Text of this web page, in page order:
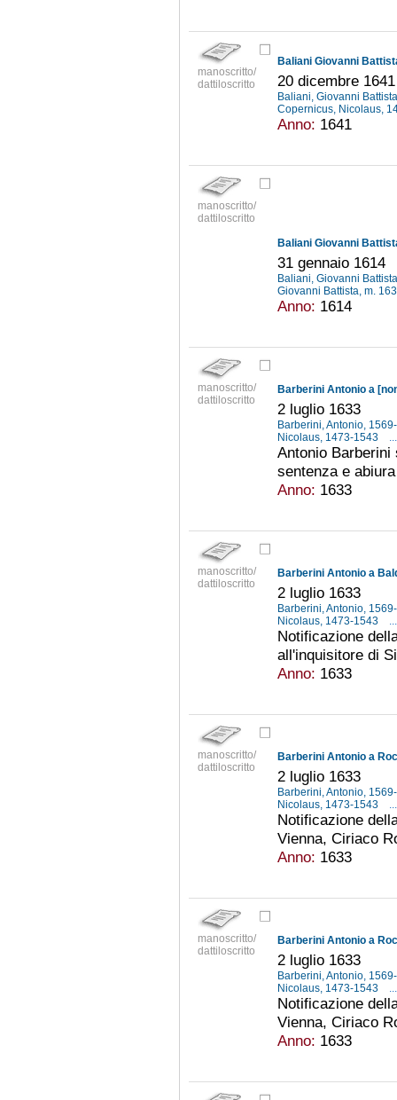
manoscritto/
dattiloscritto
Baliani Giovanni
20 dicembre 1641
Baliani, Giovanni
Copernicus, Nicolaus,
Anno: 1641
manoscritto/
dattiloscritto
Baliani Giovanni
31 gennaio 1614
Baliani, Giovanni
Giovanni Battista, m.
Anno: 1614
manoscritto/
dattiloscritto
Barberini Antonio a
2 luglio 1633
Barberini, Antonio,
Nicolaus, 1473-1543
Antonio
sentenza e
Anno: 1633
manoscritto/
dattiloscritto
Barberini Antonio a
2 luglio 1633
Barberini, Antonio,
Nicolaus, 1473-1543
Notificazione
all'inquisitore di
Anno: 1633
manoscritto/
dattiloscritto
Barberini Antonio a
2 luglio 1633
Barberini, Antonio,
Nicolaus, 1473-1543
Notificazione
Vienna, Ciriaco
Anno: 1633
manoscritto/
dattiloscritto
Barberini Antonio a
2 luglio 1633
Barberini, Antonio,
Nicolaus, 1473-1543
Notificazione
Vienna, Ciriaco
Anno: 1633